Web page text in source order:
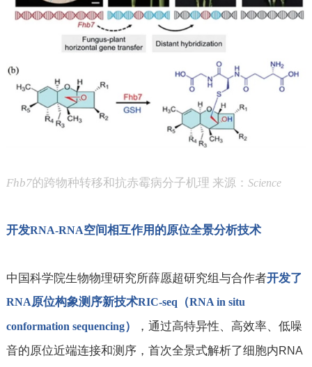
Fhb7的跨物种转移和抗赤霉病分子机理 来源： Science
开发RNA-RNA空间相互作用的原位全景分析技术
中国科学院生物物理研究所薛愿超研究组与合作者开发了
RNA原位构象测序新技术RIC-seq （RNA in situ
conformation sequencing）
，通过高特异性、高效率、低噪
音的原位近端连接和测序，首次全景式解析了细胞内RNA